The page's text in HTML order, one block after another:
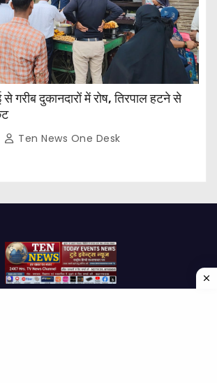
से गरीब दुकानदारों में रोष, तिरपाल हटने से
Ten News One Desk